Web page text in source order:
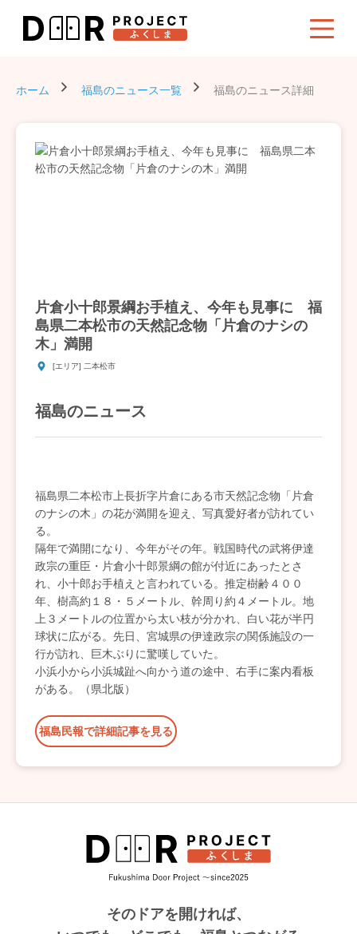
ホーム 福島のニュース一覧 福島のニュース詳細
片倉小十郎景綱お手植え、今年も見事に 福
島県二本松市の天然記念物「片倉のナシの
木」満開
[エリア] 二本松市
福島のニュース
福島県二本松市上長折字片倉にある市天然記念物「片倉
のナシの木」の花が満開を迎え、写真愛好者が訪れてい
る。
隔年で満開になり、今年がその年。戦国時代の武将伊達
政宗の重臣・片倉小十郎景綱の館が付近にあったとさ
れ、小十郎お手植えと言われている。推定樹齢４００
年、樹高約１８・５メートル、幹周り約４メートル。地
上３メートルの位置から太い枝が分かれ、白い花が半円
球状に広がる。先日、宮城県の伊達政宗の関係施設の一
行が訪れ、巨木ぶりに驚嘆していた。
小浜小から小浜城趾へ向かう道の途中、右手に案内看板
がある。（県北版）
福島民報で詳細記事を見る
そのドアを開ければ、